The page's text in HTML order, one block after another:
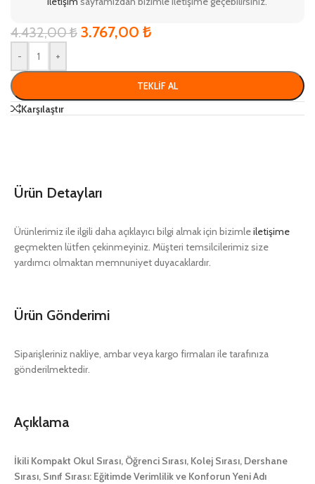
4.432,00₺ 3.767,00 ₺
- +
TEKLIF AL
Karşılaştır
Ürün Detayları
Ürünlerimiz ile ilgili daha açıklayıcı bilgi almak için bizimleiletişime
geçmekten lütfen çekinmeyiniz. Müşteri temsilcilerimiz size
yardımcı olmaktan memnuniyet duyacaklardır.
Ürün Gönderimi
Siparişleriniz nakliye, ambar veya kargo firmaları ile tarafınıza
gönderilmektedir.
Açıklama
İkili Kompakt Okul Sırası, Öğrenci Sırası, Kolej Sırası, Dershane
Sırası, Sınıf Sırası: Eğitimde Verimlilik ve Konforun Yeni Adı